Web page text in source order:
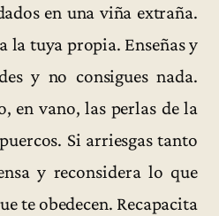
en una viña extraña.
la tuya propia. Enseñas y
y no consigues nada.
en vano, las perlas de la
Si arriesgas tanto
y reconsidera lo que
te obedecen. Recapacita